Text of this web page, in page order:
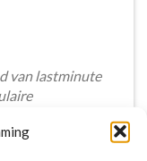
van lastminute
en